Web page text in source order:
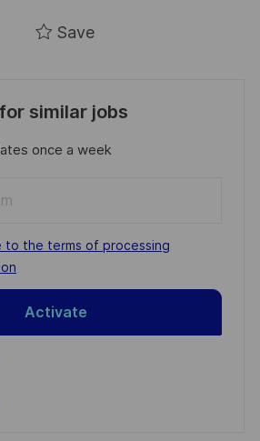
Save
similar jobs
once a week
to the terms of processing
Activate